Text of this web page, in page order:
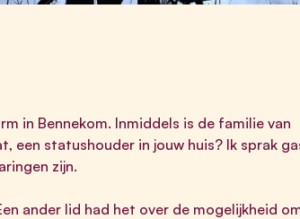
in Bennekom. Inmiddels is de familie van
een statushouder in jouw huis? Ik sprak
zijn.
ander lid had het over de mogelijkheid